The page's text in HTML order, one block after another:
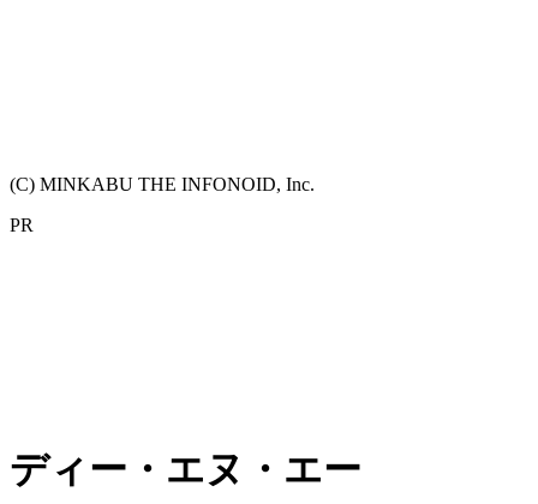
(C) MINKABU THE INFONOID, Inc.
PR
ディー・エヌ・エー